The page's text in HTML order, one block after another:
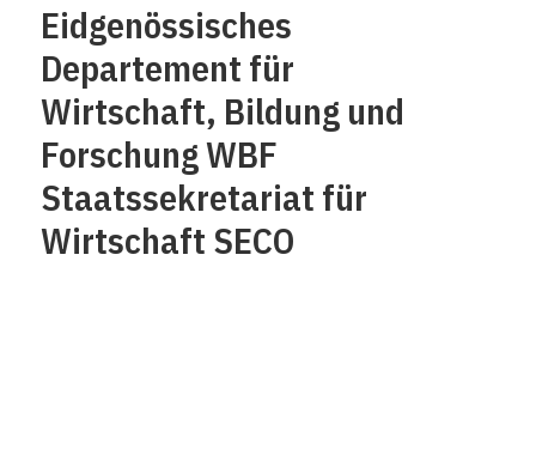
Eidgenössisches
Departement für
Wirtschaft, Bildung und
Forschung WBF
Staatssekretariat für
Wirtschaft SECO